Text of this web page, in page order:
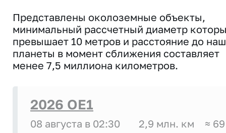
Представлены околоземные объекты,
минимальный рассчетный диаметр
превышает 10 метров и расстояние до
планеты в момент сближения составляет
менее 7,5 миллиона километров.
2026 OE1
08 августа в 02:30 2,9 млн. км ≈